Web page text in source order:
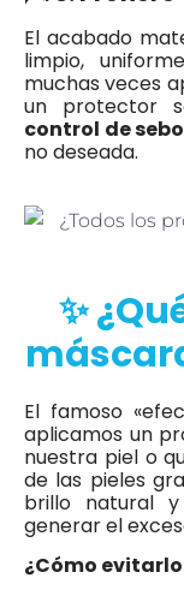
El acabado
limpio,
muchas veces
un protector
control de sebo
no deseada.
✨
El famoso
aplicamos un
nuestra piel o
de las pieles
brillo natural
generar el
¿Cómo